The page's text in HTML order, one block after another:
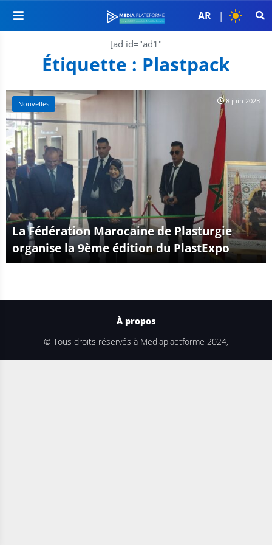
AR |
[ad id="ad1"
Étiquette : Plastpack
Nouvelles
La Fédération Marocaine de Plasturgie
organise la 9ème édition du PlastExpo
8 juin 2023
© Tous droits réservés à Mediaplaetforme 2024,
À propos